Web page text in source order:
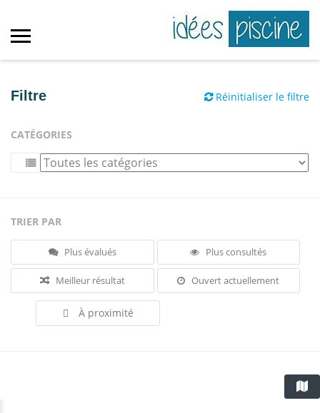
Filtre Réinitialiser le filtre
CATÉGORIES
TRIER PAR
Plus évalués Plus consultés
Meilleur résultat Ouvert actuellement
À proximité